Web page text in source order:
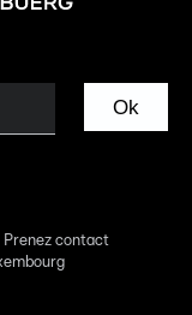
Ok
Prenez contact